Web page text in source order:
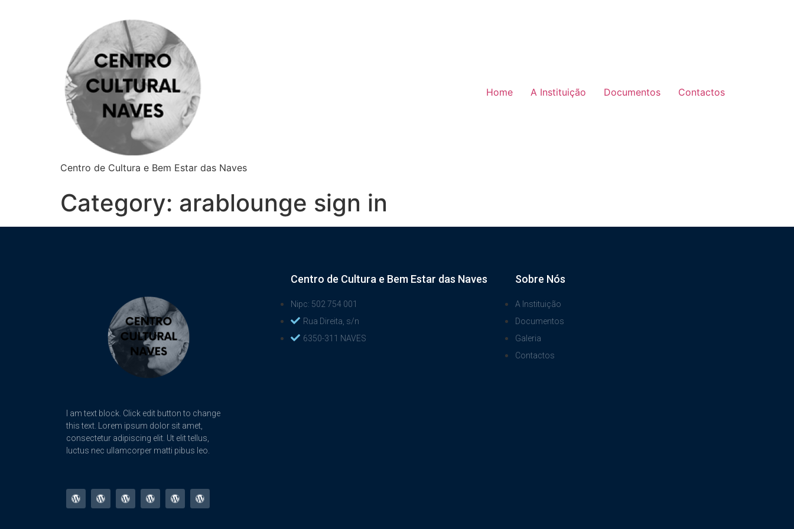
Centro de Cultura e Bem Estar das Naves
Home A Instituição Documentos Contactos
Category: arablounge sign in
I am text block. Click edit button to change
this text. Lorem ipsum dolor sit amet,
consectetur adipiscing elit. Ut elit tellus,
luctus nec ullamcorper matti pibus leo.
Centro de Cultura e Bem Estar das Naves
Nipc: 502 754 001
Rua Direita, s/n
6350-311 NAVES
Sobre Nós
A Instituição
Documentos
Galeria
Contactos